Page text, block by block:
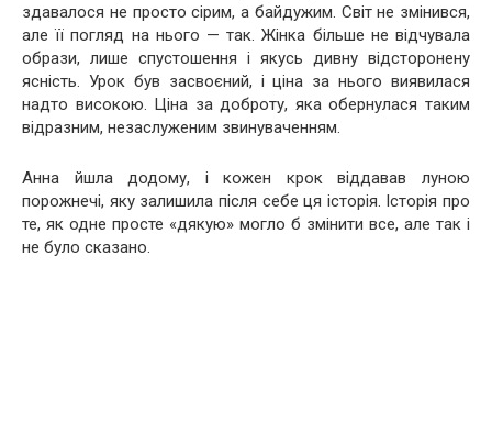
здавалося не просто сірим, а байдужим. Світ не змінився,
але її погляд на нього — так. Жінка більше не відчувала
образи, лише спустошення і якусь дивну відсторонену
ясність. Урок був засвоєний, і ціна за нього виявилася
надто високою. Ціна за доброту, яка обернулася таким
відразним, незаслуженим звинуваченням.
Анна йшла додому, і кожен крок віддавав луною
порожнечі, яку залишила після себе ця історія. Історія про
те, як одне просте «дякую» могло б змінити все, але так і
не було сказано.